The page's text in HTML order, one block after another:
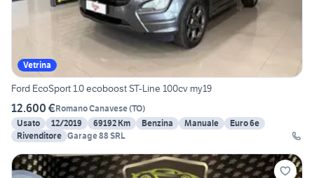
Vetrina
Ford EcoSport 1.0 ecoboost ST-Line 100cv my19
12.600 €Romano Canavese(TO)
Usato
12/2019 69192 Km Benzina Manuale
Euro 6e
Rivenditore Garage 88 SRL